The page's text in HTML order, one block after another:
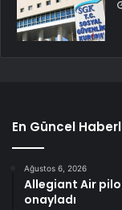
En Güncel
Ağustos 6, 2026
Allegiant Air
onayladı